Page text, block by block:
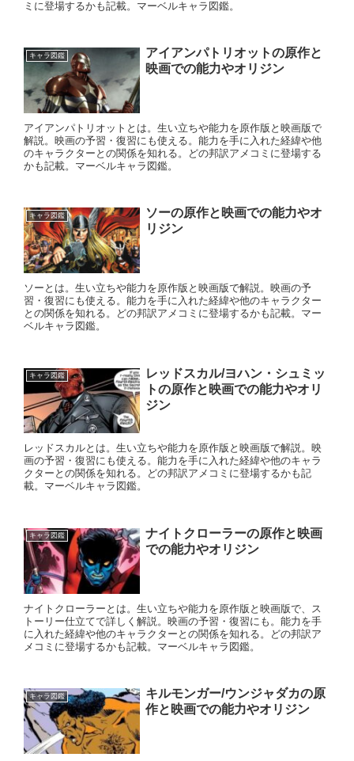
ミに登場するかも記載。マーベルキャラ図鑑。
キャラ図鑑
アイアンパトリオットの原作と
映画での能力やオリジン
アイアンパトリオットとは。生い立ちや能力を原作版と映画版で
解説。映画の予習・復習にも使える。能力を手に入れた経緯や他
のキャラクターとの関係を知れる。どの邦訳アメコミに登場する
かも記載。マーベルキャラ図鑑。
キャラ図鑑
ソーの原作と映画での能力やオ
リジン
ソーとは。生い立ちや能力を原作版と映画版で解説。映画の予
習・復習にも使える。能力を手に入れた経緯や他のキャラクター
との関係を知れる。どの邦訳アメコミに登場するかも記載。マー
ベルキャラ図鑑。
キャラ図鑑
レッドスカル/ヨハン・シュミッ
トの原作と映画での能力やオリ
ジン
レッドスカルとは。生い立ちや能力を原作版と映画版で解説。映
画の予習・復習にも使える。能力を手に入れた経緯や他のキャラ
クターとの関係を知れる。どの邦訳アメコミに登場するかも記
載。マーベルキャラ図鑑。
キャラ図鑑
ナイトクローラーの原作と映画
での能力やオリジン
ナイトクローラーとは。生い立ちや能力を原作版と映画版で、ス
トーリー仕立てで詳しく解説。映画の予習・復習にも。能力を手
に入れた経緯や他のキャラクターとの関係を知れる。どの邦訳ア
メコミに登場するかも記載。マーベルキャラ図鑑。
キャラ図鑑
キルモンガー/ウンジャダカの原
作と映画での能力やオリジン